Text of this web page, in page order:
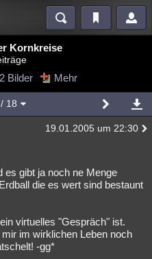
Videos
Mystery Kriminalfälle
Esoterik Literatur
Gaming
Kornkreise
Bilder Mehr
/ 18
19.01.2005 um 22:30
es gibt ja noch ne Menge
die es wert sind bestaunt
virtuelles "Gespräch" ist.
im wirklichen Leben noch
-gg*